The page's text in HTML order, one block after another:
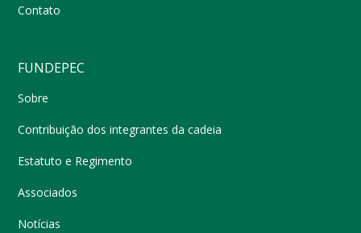
Contato
FUNDEPEC
Sobre
Contribuição dos integrantes da cadeia
Estatuto e Regimento
Associados
Notícias